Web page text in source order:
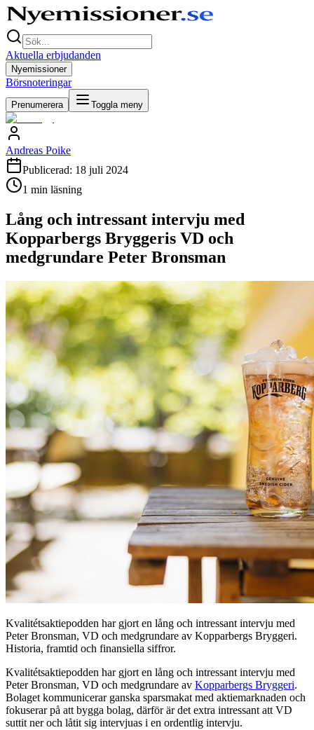
Aktuella erbjudanden
Nyemissioner
Börsnoteringar
Prenumerera Toggla meny
Andreas Poike
Publicerad: 18 juli 2024
1 min läsning
Lång och intressant intervju med
Kopparbergs Bryggeris VD och
medgrundare Peter Bronsman
Kvalitétsaktiepodden har gjort en lång och intressant intervju med
Peter Bronsman, VD och medgrundare av Kopparbergs Bryggeri.
Historia, framtid och finansiella siffror.
Kvalitétsaktiepodden har gjort en lång och intressant intervju med
Peter Bronsman, VD och medgrundare av Kopparbergs Bryggeri.
Bolaget kommunicerar ganska sparsmakat med aktiemarknaden och
fokuserar på att bygga bolag, därför är det extra intressant att VD
suttit ner och låtit sig intervjuas i en ordentlig intervju.